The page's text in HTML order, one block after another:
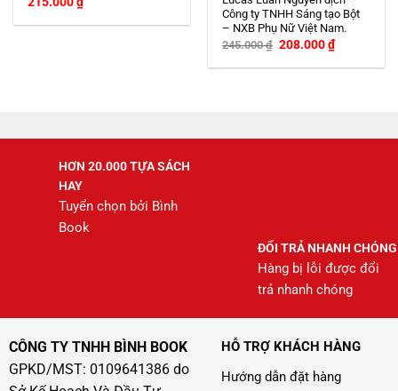
Công ty TNHH Sáng tạo Bột
– NXB Phụ Nữ Việt Nam.
245.000₫ Giá
là:
208.000₫Giá
hiện
tại
HƠN 20.000 TỰA SÁCH
HAY
Tuyển chọn bởi Bình
Book
ĐỔI TRẢ NHANH CHÓNG
Hàng bị lỗi được đổi
trả nhanh chóng
CÔNG TY TNHH BÌNH BOOK
GPKD/MST: 0109641386 do
HỖ TRỢ KHÁCH HÀNG
Hướng dẫn đặt hàng